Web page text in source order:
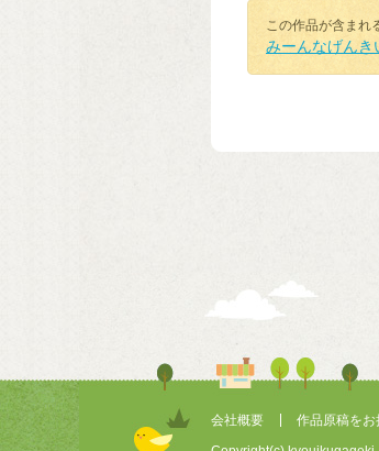
この作品が含まれ
みーんなげんき
会社概要 作品原稿を